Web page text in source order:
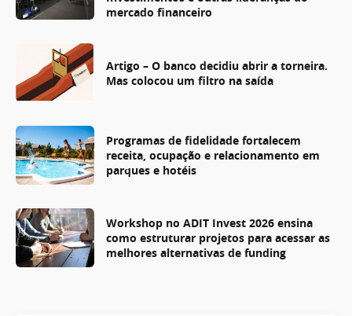
mercado financeiro
Artigo – O banco decidiu abrir a torneira.
Mas colocou um filtro na saída
Programas de fidelidade fortalecem
receita, ocupação e relacionamento em
parques e hotéis
Workshop no ADIT Invest 2026 ensina
como estruturar projetos para acessar as
melhores alternativas de funding